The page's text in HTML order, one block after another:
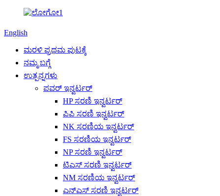
English
ಮರಳಿ ಪ್ರಥಮ ಪುಟಕ್ಕೆ
ನಮ್ಮ ಬಗ್ಗೆ
ಉತ್ಪನ್ನಗಳು
ಪವರ್ ಇನ್ವರ್ಟರ್
HP ಸರಣಿ ಇನ್ವರ್ಟರ್
ಪಿಪಿ ಸರಣಿ ಇನ್ವರ್ಟರ್
NK ಸರಣಿಯ ಇನ್ವರ್ಟರ್
FS ಸರಣಿಯ ಇನ್ವರ್ಟರ್
NP ಸರಣಿ ಇನ್ವರ್ಟರ್
ಟಿಎಸ್ ಸರಣಿ ಇನ್ವರ್ಟರ್
NM ಸರಣಿಯ ಇನ್ವರ್ಟರ್
ಎನ್ಎಸ್ ಸರಣಿ ಇನ್ವರ್ಟರ್